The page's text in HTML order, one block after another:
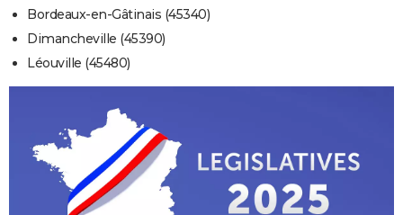
Bordeaux-en-Gâtinais (45340)
Dimancheville (45390)
Léouville (45480)